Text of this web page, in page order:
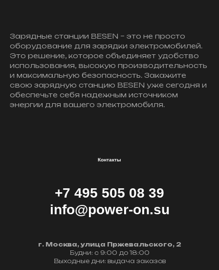
Зарядные станции BESEN – это не просто
оборудование для зарядки электромобилей.
Это решение, которое объединяет удобство
использования, высокую производительность
и максимальную безопасность. Закажите
свою зарядную станцию BESEN уже сегодня и
обеспечьте себя надежным источником
энергии для вашего электромобиля.
Контакты
+7 495 505 08 39
info@power-on.su
г. Москва, улица Пржевальского, 2
Будни: с 9:00 до 18:00
Выходные дни: выдача заказов